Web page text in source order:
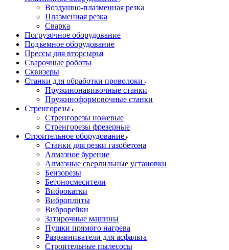
Воздушно-плазменная резка
Плазменная резка
Сварка
Погрузочное оборудование
Подъемное оборудование
Прессы для вторсырья
Сварочные роботы
Сквизеры
Станки для обработки проволоки
Пружинонавивочные станки
Пружиноформовочные станки
Стренгорезы
Стренгорезы ножевые
Стренгорезы фрезерные
Строительное оборудование
Станки для резки газобетона
Алмазное бурение
Алмазные сверлильные установки
Бензорезы
Бетоносмесители
Виброкатки
Виброплиты
Виброрейки
Затирочные машины
Пушки прямого нагрева
Разравниватели для асфальта
Строительные пылесосы